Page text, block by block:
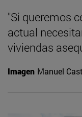
"Si queremos
actual
viviendas
Imagen Manuel